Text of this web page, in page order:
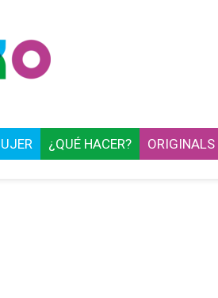
¿QUÉ HACER? ORIGINALS